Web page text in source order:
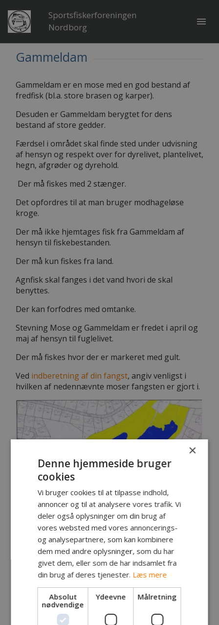
Sportsfiskerforeningen
Nordborg
menu
Gammeldam
Gammeldam er en mose med en god bestand af
fredfisk (bl.a. store brasen og karper).
Desuden er Gammeldam berygtet for dens
bestand af store gedder.
Færdsel i området skal finde sted under udvisning
af hensyn og respekt over for dyrelivet, plantelivet,
hegn, afgrøder og dyrehold.
Der må fiskes med 2 stænger.
Det opfordres til at man bruger modhageløse
kroge.
Der må ikke hjemtages fisk fra Gammeldam af
hensyn til fiskebestanden.
Der må kun fiskes fra land.
Agnfisk skal fanges i det vand hvori de skal
benyttes.
Der kan forfodres med omtanke.
Stevning Mose og Gammeldam er fredet i april og
maj af hensyn til fuglelivet.
Der må fiskes hvor der er markeret med gult.
Ved indberetning af din fangst, angiv venligst i
hvilken af nedennævnte moser fangsten er gjort i.
×
Denne hjemmeside bruger
cookies
Vi bruger cookies til at tilpasse indhold,
annoncer og til at analysere vores trafik. Vi
deler også oplysninger om din brug af
vores websted med vores annoncerings-
og analysepartnere, som kan kombinere
dem med andre oplysninger, som du har
givet dem, eller som de har indsamlet fra
din brug af deres tjenester. Læs mere
Absolut
nødvendige
Ydeevne Målretning